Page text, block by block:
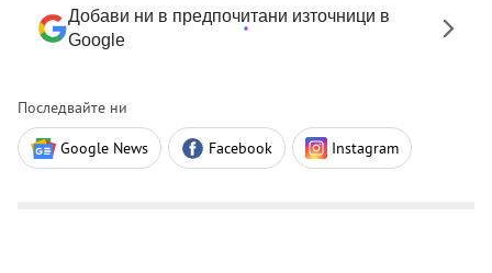
Добави ни в предпочитани източници в
Google
Последвайте ни
Google News Facebook Instagram